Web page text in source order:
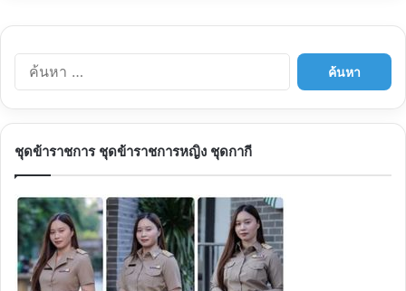
ค้นหา
สำหรับ:
ชุดข้าราชการ ชุดข้าราชการหญิง ชุดกากี